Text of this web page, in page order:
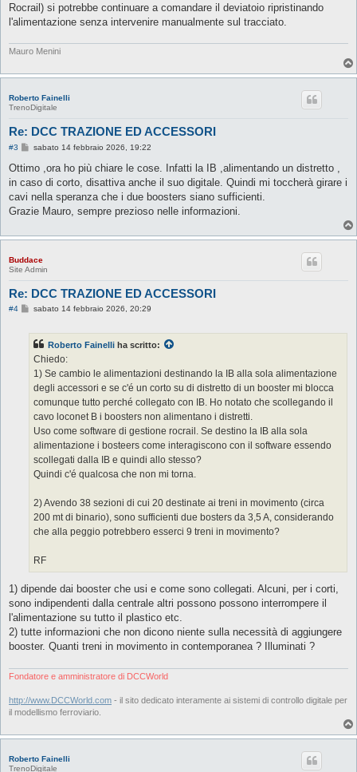
Rocrail) si potrebbe continuare a comandare il deviatoio ripristinando
l'alimentazione senza intervenire manualmente sul tracciato.
Mauro Menini
Roberto Fainelli
TrenoDigitale
Re: DCC TRAZIONE ED ACCESSORI
#3
M
s
a
g
i
sabato 14 febbraio 2026, 19:22
Ottimo ,ora ho più chiare le cose. Infatti la IB ,alimentando un distretto ,
in caso di corto, disattiva anche il suo digitale. Quindi mi toccherà girare i
cavi nella speranza che i due boosters siano sufficienti.
Grazie Mauro, sempre prezioso nelle informazioni.
Buddace
Site Admin
Re: DCC TRAZIONE ED ACCESSORI
#4
M
a
g
o
sabato 14 febbraio 2026, 20:29
Roberto Fainelli ha scritto:
Chiedo:
1) Se cambio le alimentazioni destinando la IB alla sola alimentazione
degli accessori e se c'é un corto su di distretto di un booster mi blocca
comunque tutto perché collegato con IB. Ho notato che scollegando il
cavo loconet B i boosters non alimentano i distretti.
Uso come software di gestione rocrail. Se destino la IB alla sola
alimentazione i bosteers come interagiscono con il software essendo
scollegati dalla IB e quindi allo stesso?
Quindi c'é qualcosa che non mi torna.
2) Avendo 38 sezioni di cui 20 destinate ai treni in movimento (circa
200 mt di binario), sono sufficienti due bosters da 3,5 A, considerando
che alla peggio potrebbero esserci 9 treni in movimento?
RF
1) dipende dai booster che usi e come sono collegati. Alcuni, per i corti,
sono indipendenti dalla centrale altri possono possono interrompere il
l'alimentazione su tutto il plastico etc.
2) tutte informazioni che non dicono niente sulla necessità di aggiungere
booster. Quanti treni in movimento in contemporanea ? Illuminati ?
Fondatore e amministratore di DCCWorld
http://www.DCCWorld.com - il sito dedicato interamente ai sistemi di controllo digitale per
il modellismo ferroviario.
Roberto Fainelli
TrenoDigitale